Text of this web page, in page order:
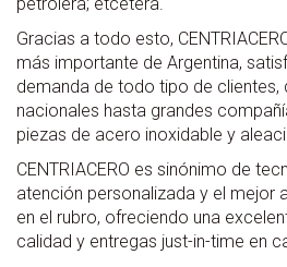
Gracias a todo esto,
más importante de Argentina,
demanda de todo tipo de clientes,
nacionales hasta grandes
piezas de acero inoxidable y
CENTRIACERO es sinónimo de
atención personalizada y el mejor
en el rubro, ofreciendo una
calidad y entregas just-in-time en